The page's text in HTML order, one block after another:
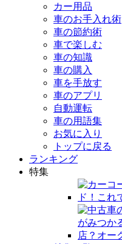
カー用品
車のお手入れ術
車の節約術
車で楽しむ
車の知識
車の購入
車を手放す
車のアプリ
自動運転
車の用語集
お気に入り
トップに戻る
ランキング
特集